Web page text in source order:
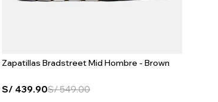
Zapatillas Bradstreet Mid Hombre - Brown
S/ 439.90S/549.00